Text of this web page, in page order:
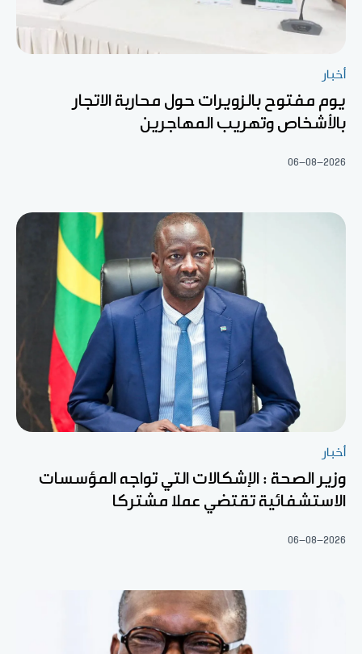
أخبار
يوم مفتوح بالزويرات حول محاربة الاتجار
بالأشخاص وتهريب المهاجرين
06-08-2026
أخبار
وزير الصحة : الإشكالات التي تواجه المؤسسات
الاستشفائية تقتضي عملا مشتركا
06-08-2026